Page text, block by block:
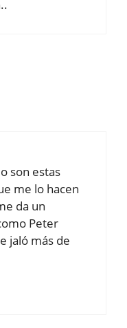
son estas
me lo hacen
da un
Peter
jaló más de